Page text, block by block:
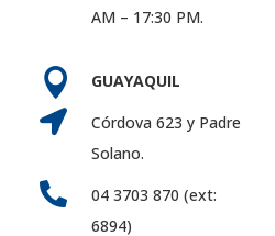
AM – 17:30 PM.
 GUAYAQUIL

Córdova 623 y Padre
Solano.

04 3703 870 (ext:
6894)